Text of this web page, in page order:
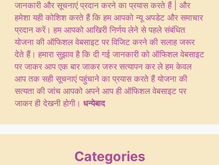
जानकारी और सूचनाएं प्रदान करने का प्रयास करते हैं | और
हमेशा यही कोशिश करते हैं कि हम आपको न्यू अपडेट और समाचार
प्रदान करें। हम आपको आखिरी निर्णय लेने से पहले संबंधित
योजना की ऑफिशल वेबसाइट पर विजिट करने की सलाह जरूर
देते हैं। हमारा सुझाव है कि दी गई जानकारी को ऑफिशल वेबसाइट
पर जाकर आप एक बार जाकर जरुर सत्यापन कर ले हम केवल
आप तक सही सूचनाएं पहुंचाने का प्रयास करते हैं योजना की
सत्यता की जांच आपको अपने आप ही ऑफिशल वेबसाइट पर
जाकर ही देखनी होगी। धन्येबाद
Categories